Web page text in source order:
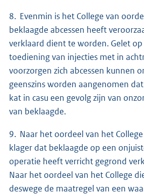
8. Evenmin is het College van
beklaagde abcessen heeft
verklaard dient te worden. Gelet
toediening van injecties met in
voorzorgen zich abcessen kunnen
geenszins worden aangenomen
kat in casu een gevolg zijn van
van beklaagde.
9. Naar het oordeel van het
klager dat beklaagde op een
operatie heeft verricht gegrond
Naar het oordeel van het College
deswege de maatregel van een